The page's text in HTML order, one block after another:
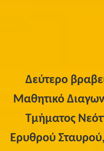
Δεύτερο
Μαθητικό
Τμήματος
Ερυθρού